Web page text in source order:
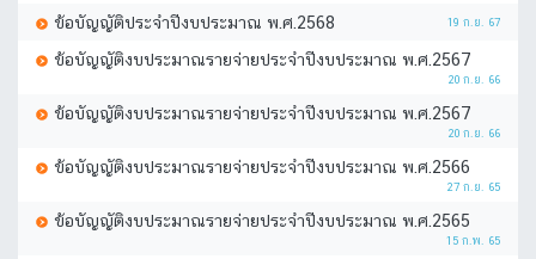
ข้อบัญญัติประจำปีงบประมาณ พ.ศ.2568 19 ก.ย. 67
ข้อบัญญัติงบประมาณรายจ่ายประจำปีงบประมาณ พ.ศ.2567
20 ก.ย. 66
ข้อบัญญัติงบประมาณรายจ่ายประจำปีงบประมาณ พ.ศ.2567
20 ก.ย. 66
ข้อบัญญัติงบประมาณรายจ่ายประจำปีงบประมาณ พ.ศ.2566
27 ก.ย. 65
ข้อบัญญัติงบประมาณรายจ่ายประจำปีงบประมาณ พ.ศ.2565
15 ก.พ. 65